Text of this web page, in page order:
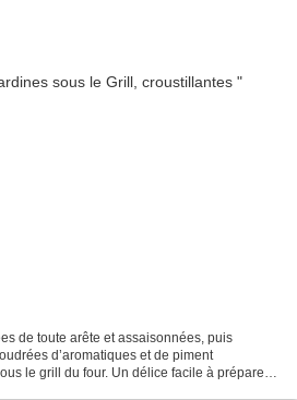
de toute arête et assaisonnées, puis
d’aromatiques et de piment
le grill du four. Un délice facile à préparer